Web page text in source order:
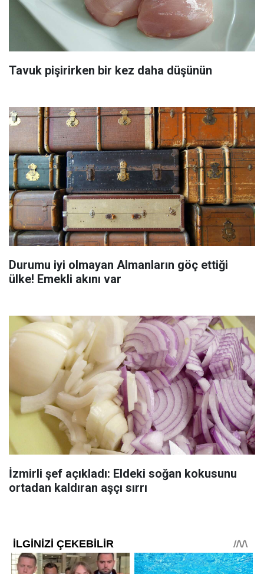
Tavuk pişirirken bir kez daha düşünün
Durumu iyi olmayan Almanların göç ettiği
ülke! Emekli akını var
İzmirli şef açıkladı: Eldeki soğan kokusunu
ortadan kaldıran aşçı sırrı